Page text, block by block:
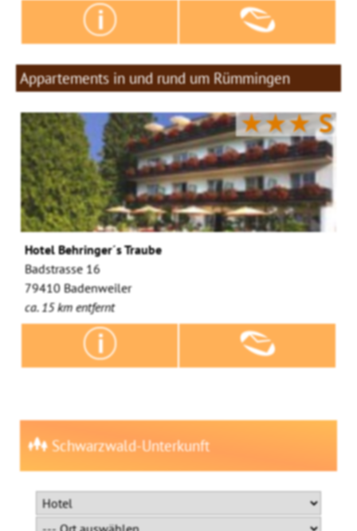
Appartements in und rund um Rümmingen
★★★S
Hotel Behringer´s Traube
Badstrasse 16
79410 Badenweiler
ca. 15 km entfernt
Schwarzwald-Unterkunft